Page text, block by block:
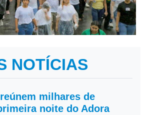
NOTÍCIAS
milhares de
noite do Adora